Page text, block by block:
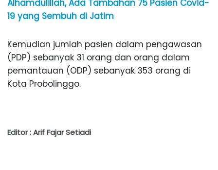
Alhamdulillah, Ada Tambahan 75 Pasien Covid-
19 yang Sembuh di Jatim
Kemudian jumlah pasien dalam pengawasan
(PDP) sebanyak 31 orang dan orang dalam
pemantauan (ODP) sebanyak 353 orang di
Kota Probolinggo.
Editor : Arif Fajar Setiadi